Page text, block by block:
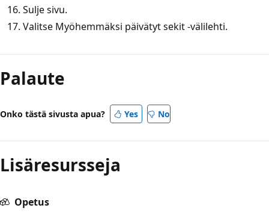
Sulje sivu.
Valitse Myöhemmäksi päivätyt sekit -välilehti.
Lukutila
poistettu
käytöstä
Palaute
Onko tästä sivusta apua? Yes No
Lisäresursseja
Opetus